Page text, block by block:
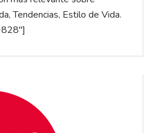
Tendencias, Estilo de Vida.